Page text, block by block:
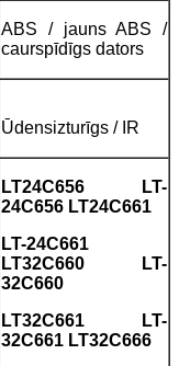
ABS / jauns ABS /
caurspīdīgs dators
Ūdensizturīgs / IR
LT24C656 LT-
24C656 LT24C661
LT-24C661
LT32C660 LT-
32C660
LT32C661 LT-
32C661 LT32C666